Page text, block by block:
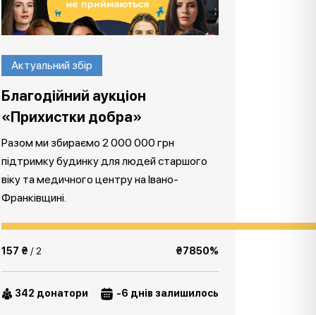
Актуальний збір
Благодійний аукціон
«Прихистки добра»
Разом ми збираємо 2 000 000 грн
підтримку будинку для людей старшого
віку та медичного центру на Івано-
Франківщині.
157 ₴ / 2 ₴7850%
342 донатори -6 днів залишилось